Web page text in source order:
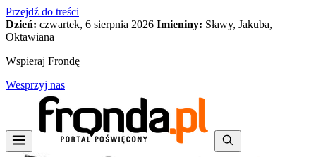
Przejdź do treści
Dzień: czwartek, 6 sierpnia 2026 Imieniny: Sławy, Jakuba,
Oktawiana
Wspieraj Frondę
Wesprzyj nas